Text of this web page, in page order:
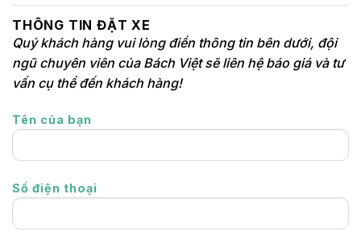
THÔNG TIN ĐẶT XE
Quý khách hàng vui lòng điền thông tin bên dưới, đội
ngũ chuyên viên của Bách Việt sẽ liên hệ báo giá và tư
vấn cụ thể đến khách hàng!
Tên của bạn
Số điện thoại